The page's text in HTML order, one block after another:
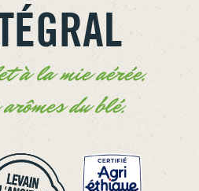
à la mie aérée,
du blé.